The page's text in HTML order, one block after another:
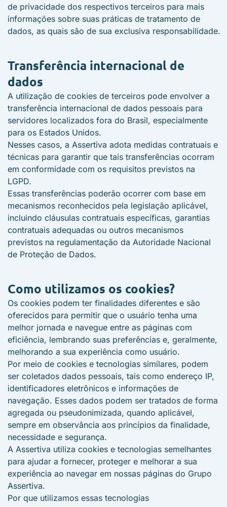
de privacidade dos respectivos terceiros para mais
informações sobre suas práticas de tratamento de
dados, as quais são de sua exclusiva responsabilidade.
Transferência internacional de
dados
A utilização de cookies de terceiros pode envolver a
transferência internacional de dados pessoais para
servidores localizados fora do Brasil, especialmente
para os Estados Unidos.
Nesses casos, a Assertiva adota medidas contratuais e
técnicas para garantir que tais transferências ocorram
em conformidade com os requisitos previstos na
LGPD.
Essas transferências poderão ocorrer com base em
mecanismos reconhecidos pela legislação aplicável,
incluindo cláusulas contratuais específicas, garantias
contratuais adequadas ou outros mecanismos
previstos na regulamentação da Autoridade Nacional
de Proteção de Dados.
Como utilizamos os cookies?
Os cookies podem ter finalidades diferentes e são
oferecidos para permitir que o usuário tenha uma
melhor jornada e navegue entre as páginas com
eficiência, lembrando suas preferências e, geralmente,
melhorando a sua experiência como usuário.
Por meio de cookies e tecnologias similares, podem
ser coletados dados pessoais, tais como endereço IP,
identificadores eletrônicos e informações de
navegação. Esses dados podem ser tratados de forma
agregada ou pseudonimizada, quando aplicável,
sempre em observância aos princípios da finalidade,
necessidade e segurança.
A Assertiva utiliza cookies e tecnologias semelhantes
para ajudar a fornecer, proteger e melhorar a sua
experiência ao navegar em nossas páginas do Grupo
Assertiva.
Por que utilizamos essas tecnologias